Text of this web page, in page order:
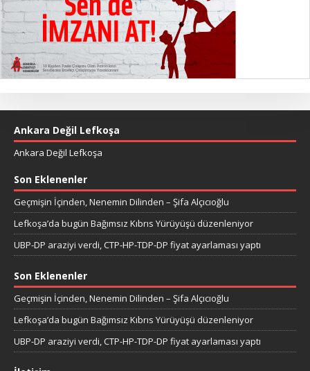
Ankara Değil Lefkoşa
Ankara Değil Lefkoşa
Son Eklenenler
Geçmişin İçinden, Nenemin Dilinden – Şifa Alçıcıoğlu
Lefkoşa’da bugün Bağımsız Kıbrıs Yürüyüşü düzenleniyor
UBP-DP araziyi verdi, CTP-HP-TDP-DP fiyat ayarlaması yaptı
Son Eklenenler
Geçmişin İçinden, Nenemin Dilinden – Şifa Alçıcıoğlu
Lefkoşa’da bugün Bağımsız Kıbrıs Yürüyüşü düzenleniyor
UBP-DP araziyi verdi, CTP-HP-TDP-DP fiyat ayarlaması yaptı